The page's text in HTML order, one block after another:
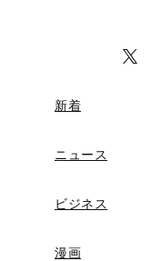
新着
ニュース
ビジネス
漫画